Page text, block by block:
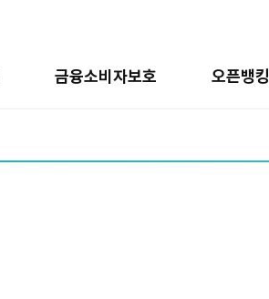
금융소비자보호 오픈뱅킹